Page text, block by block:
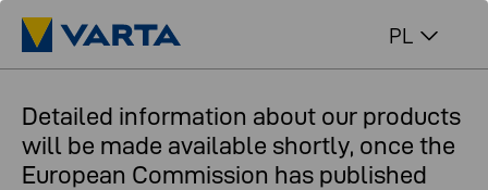
PL
Detailed information about our products
will be made available shortly, once the
European Commission has published